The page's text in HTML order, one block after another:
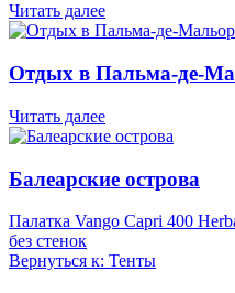
Читать далее
Отдых в Пальма-де-
Читать далее
Балеарские острова
Палатка Vango Capri 400
без стенок
Вернуться к: Тенты